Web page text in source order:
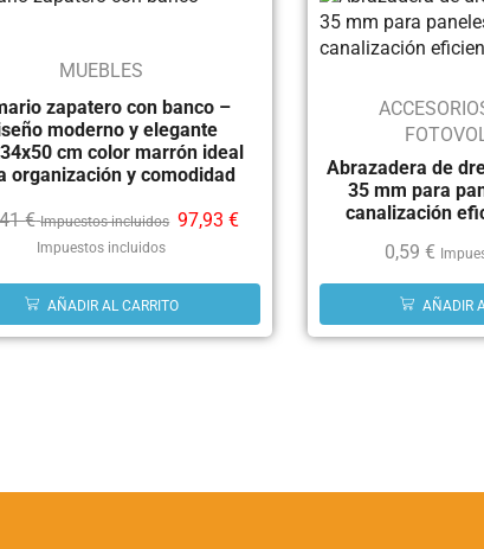
MUEBLES
zapatero con banco –
moderno y elegante
cm color marrón ideal
organización y comodidad
€ Impuestos incluidos 97,93€
Impuestos incluidos
AÑADIR AL CARRITO
Abrazadera de
35 mm para
canalización
0,59€
AÑADIR